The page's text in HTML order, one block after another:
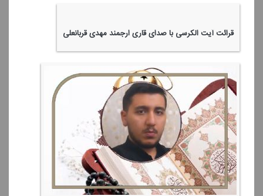
قرائت آیت الكرسی با صدای قاری ارجمند مهدی قربانعلی